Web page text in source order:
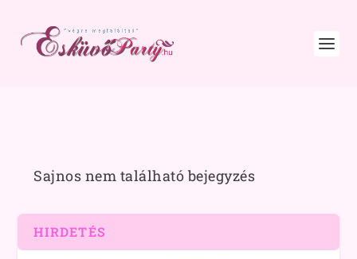
Sajnos nem található bejegyzés
HIRDETÉS